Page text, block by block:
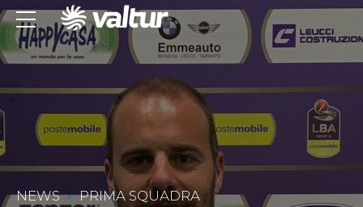
NEWS PRIMA SQUADRA